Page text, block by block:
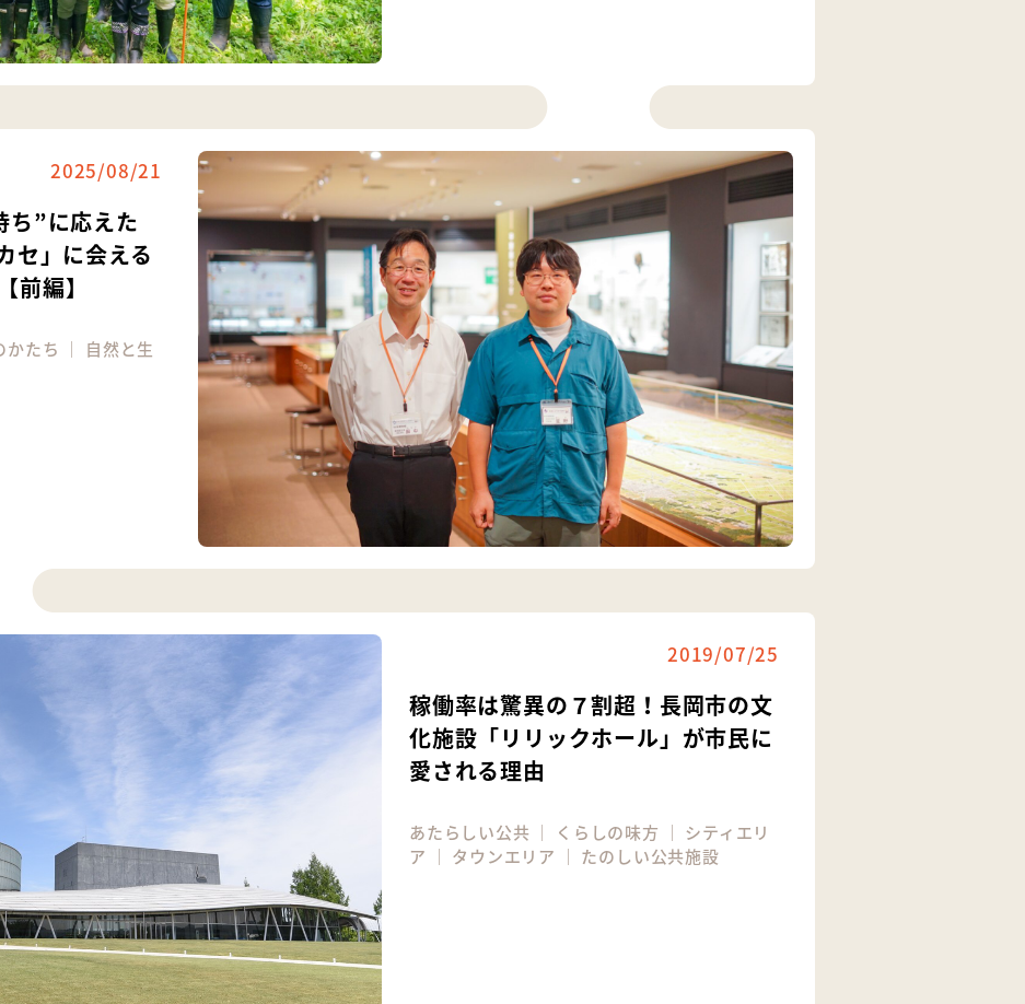
2025/08/21
ち”に応えた
セ」に会える
前編】
かたち ｜ 自然と生
2019/07/25
稼働率は驚異の７割超！長岡市の文
化施設「リリックホール」が市民に
愛される理由
あたらしい公共 ｜ くらしの味方 ｜ シティエリ
ア ｜ タウンエリア ｜ たのしい公共施設